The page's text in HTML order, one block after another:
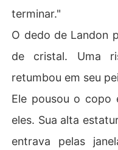
terminar."
O dedo de Landon
de cristal. Uma
retumbou em seu
Ele pousou o copo
eles. Sua alta
entrava pelas